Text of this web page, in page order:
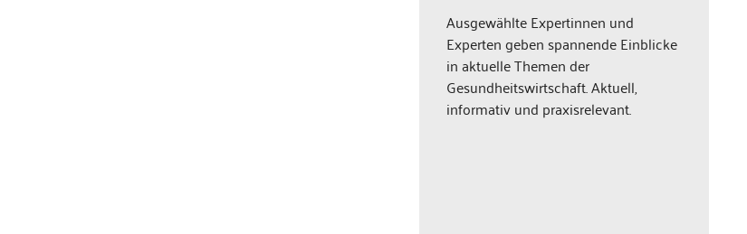
Ausgewählte Expertinnen und
Experten geben spannende Einblicke
in aktuelle Themen der
Gesundheitswirtschaft. Aktuell,
informativ und praxisrelevant.